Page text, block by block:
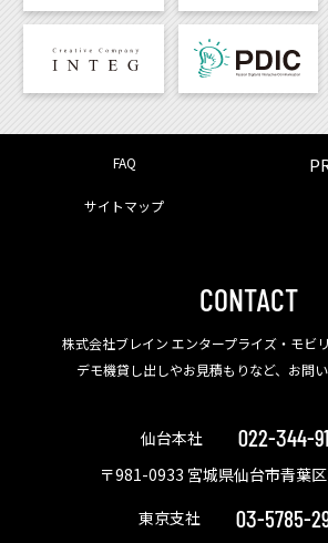
FAQ
サイトマップ
CONTACT
株式会社ブレイン エンタープライズ・モビ
デモ機貸し出しやお見積もりなど、お問
仙台本社 022-344-
〒981-0933 宮城県仙台市青葉
東京支社
03-5785-